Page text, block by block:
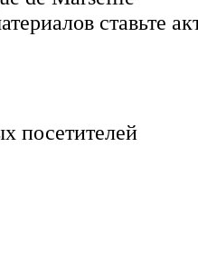
ставьте
посетителей